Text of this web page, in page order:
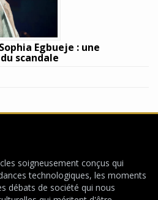
Egbueje : une
scandale
soigneusement conçus qui
technologiques, les moments
débats de société qui nous